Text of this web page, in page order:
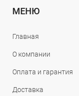
МЕНЮ
Главная
О компании
Оплата и гарантия
Доставка